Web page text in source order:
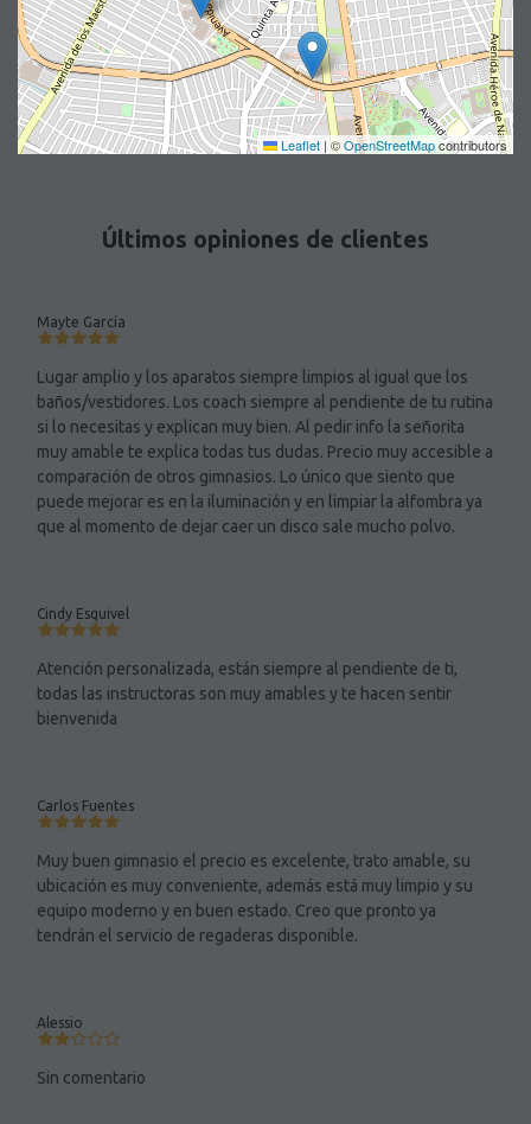
Leaflet |©OpenStreetMapcontributors
Últimos opiniones de clientes
Mayte García
Lugar amplio y los aparatos siempre limpios al igual que los
baños/vestidores. Los coach siempre al pendiente de tu rutina
si lo necesitas y explican muy bien. Al pedir info la señorita
muy amable te explica todas tus dudas. Precio muy accesible a
comparación de otros gimnasios. Lo único que siento que
puede mejorar es en la iluminación y en limpiar la alfombra ya
que al momento de dejar caer un disco sale mucho polvo.
Cindy Esquivel
Atención personalizada, están siempre al pendiente de ti,
todas las instructoras son muy amables y te hacen sentir
bienvenida
Carlos Fuentes
Muy buen gimnasio el precio es excelente, trato amable, su
ubicación es muy conveniente, además está muy limpio y su
equipo moderno y en buen estado. Creo que pronto ya
tendrán el servicio de regaderas disponible.
Alessio
Sin comentario